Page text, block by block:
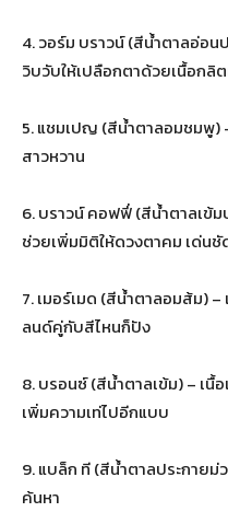
4. วอร์ม บราวน์ (สีน้ำตาลอ่อน
วิบวับให้เปลือกตาด้วยเนื้อกลิ
5. แชมเปญ (สีน้ำตาลอมชมพู)
สาวหวาน
6. บราวน์ คอฟฟี่ (สีน้ำตาลเข้
ช่วยเพิ่มมิติให้ดวงตาคม เด่น
7. เมอร์เมด (สีน้ำตาลอมส้ม)
ลนด์คู่กับสีไหนก็ปัง
8. บรอนซ์ (สีน้ำตาลเข้ม) – เนื้
เพิ่มความเท่ไปอีกแบบ
9. แบล็ก ที (สีน้ำตาลประกายม่
ค้นหา